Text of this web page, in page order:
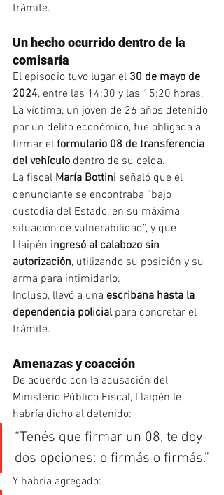
trámite.
Un hecho ocurrido dentro de la
comisaría
El episodio tuvo lugar el 30 de mayo de
2024, entre las 14:30 y las 15:20 horas.
La víctima, un joven de 26 años detenido
por un delito económico, fue obligada a
firmar el formulario 08 de transferencia
del vehículo dentro de su celda.
La fiscal María Bottini señaló que el
denunciante se encontraba “bajo
custodia del Estado, en su máxima
situación de vulnerabilidad”, y que
Llaipén ingresó al calabozo sin
autorización, utilizando su posición y su
arma para intimidarlo.
Incluso, llevó a una escribana hasta la
dependencia policial para concretar el
trámite.
Amenazas y coacción
De acuerdo con la acusación del
Ministerio Público Fiscal, Llaipén le
habría dicho al detenido:
“Tenés que firmar un 08, te doy
dos opciones: o firmás o firmás.”
Y habría agregado: